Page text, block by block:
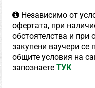
Независимо от
офертата, при
обстоятелства и при
закупени ваучери се
общите условия на
запознаетеТУК